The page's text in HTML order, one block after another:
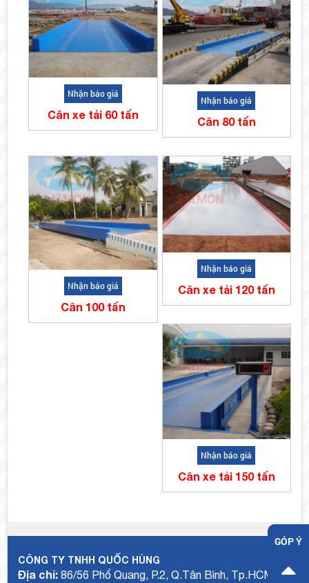
Nhận báo giá
Cân xe tải 60 tấn
Nhận báo giá
Cân 80 tấn
Nhận báo giá
Cân 100 tấn
Nhận báo giá
Cân xe tải 120 tấn
Nhận báo giá
Cân xe tải 150 tấn
CÔNG TY TNHH QUỐC HÙNG
Địa chỉ: 86/56 Phổ Quang, P.2, Q.Tân Bình, Tp.HCM
GÓP Ý